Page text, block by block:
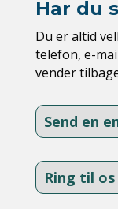
Har du
Du er altid
telefon, e-
vender
Send en
Ring til os